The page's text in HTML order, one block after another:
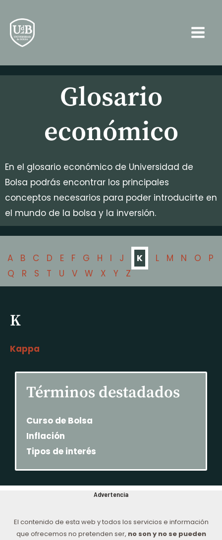
contenido
Glosario
económico
En el glosario económico de Universidad de
Bolsa podrás encontrar los principales
conceptos necesarios para poder introducirte en
el mundo de la bolsa y la inversión.
A B C D E F G H I J K L M N O
P
Q
R S T U V W X Y Z
K
Kappa
Términos destadados
Curso de Bolsa
Inflación
Tipos de interés
Advertencia
El contenido de esta web y todos los servicios e información
que ofrecemos no pretenden ser, no son y no se pueden